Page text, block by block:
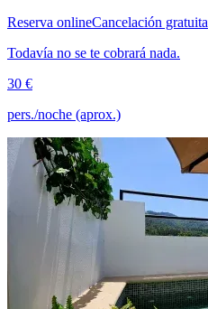
Reserva onlineCancelación gratuita
Todavía no se te cobrará nada.
30 €
pers./noche (aprox.)